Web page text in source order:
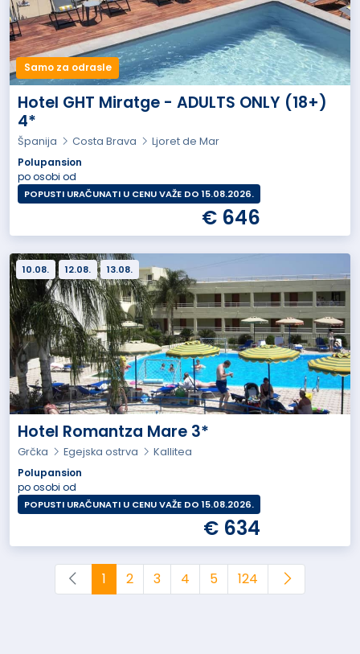
Samo za odrasle
Hotel GHT Miratge - ADULTS ONLY (18+)
4*
Španija Costa Brava
Ljoret de Mar
Polupansion
po osobi od
POPUSTI URAČUNATI U CENU VAŽE DO 15.08.2026.
€ 646
10.08. 12.08. 13.08.
Hotel Romantza Mare 3*
Grčka Egejska ostrva
Kallitea
Polupansion
po osobi od
POPUSTI URAČUNATI U CENU VAŽE DO 15.08.2026.
€ 634
1 2 3 4 5 124